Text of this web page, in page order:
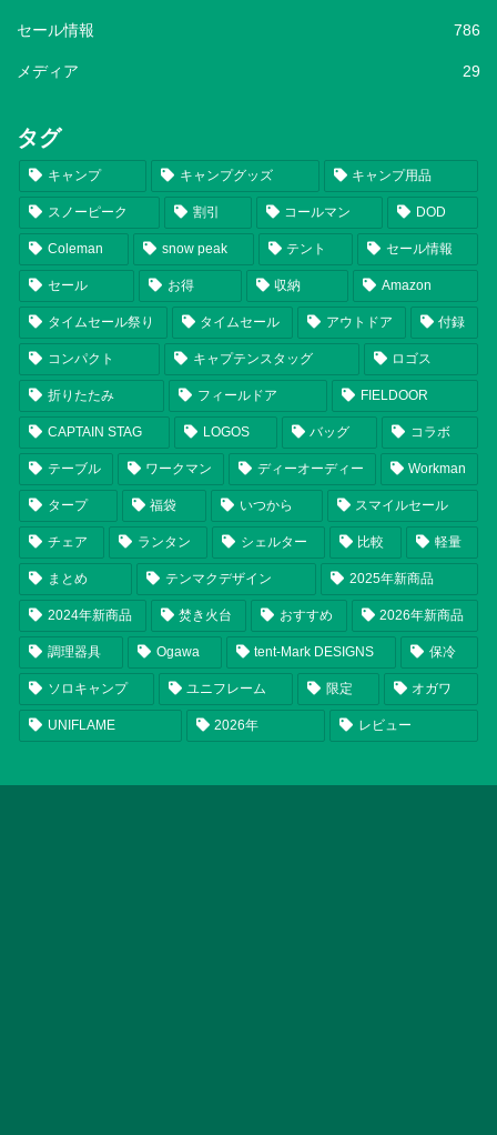
セール情報 786
メディア 29
タグ
キャンプ キャンプグッズ キャンプ用品
スノーピーク 割引 コールマン DOD
Coleman snow peak テント セール情報
セール お得 収納 Amazon
タイムセール祭り タイムセール アウトドア 付録
コンパクト キャプテンスタッグ ロゴス
折りたたみ フィールドア FIELDOOR
CAPTAIN STAG LOGOS バッグ コラボ
テーブル ワークマン ディーオーディー Workman
タープ 福袋 いつから スマイルセール
チェア ランタン シェルター 比較 軽量
まとめ テンマクデザイン 2025年新商品
2024年新商品 焚き火台 おすすめ 2026年新商品
調理器具 Ogawa tent-Mark DESIGNS 保冷
ソロキャンプ ユニフレーム 限定 オガワ
UNIFLAME 2026年 レビュー